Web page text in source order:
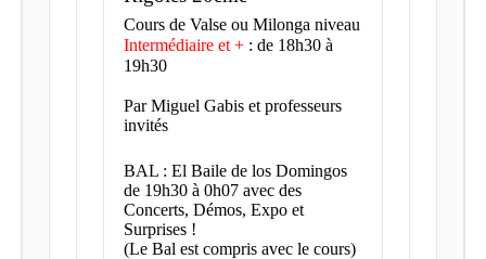
Cours de Valse ou Milonga niveau
Intermédiaire et + : de 18h30 à
19h30
Par Miguel Gabis et professeurs
invités
BAL : El Baile de los Domingos
de 19h30 à 0h07 avec des
Concerts, Démos, Expo et
Surprises !
(Le Bal est compris avec le cours)